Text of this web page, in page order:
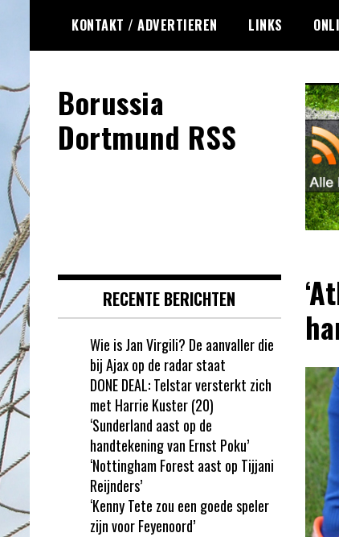
de
KONTAKT / ADVERTIEREN LINKS
Borussia
Dortmund RSS
RECENTE BERICHTEN
Wie is Jan Virgili? De aanvaller die
bij Ajax op de radar staat
DONE DEAL: Telstar versterkt zich
met Harrie Kuster (20)
‘Sunderland aast op de
handtekening van Ernst Poku’
‘Nottingham Forest aast op Tijjani
Reijnders’
‘Kenny Tete zou een goede speler
zijn voor Feyenoord’